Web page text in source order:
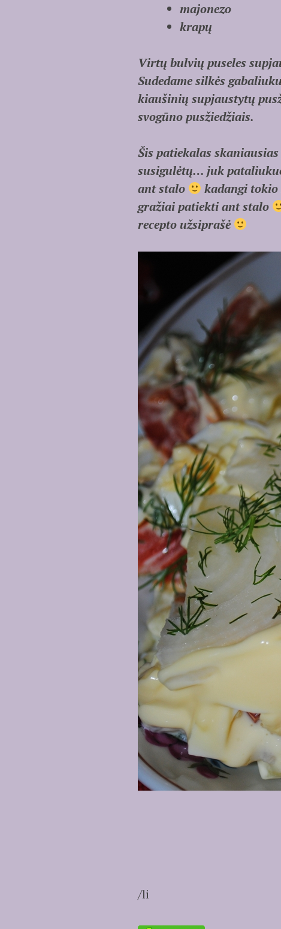
majonezo
krapų
Virtų bulvių puseles
Sudedame silkės
kiaušinių supjaustytų
svogūno pusžiedžiais.
Šis patiekalas
susigulėtų… juk
ant stalo
kadangi
gražiai patiekti ant stalo
recepto užsiprašė
/li